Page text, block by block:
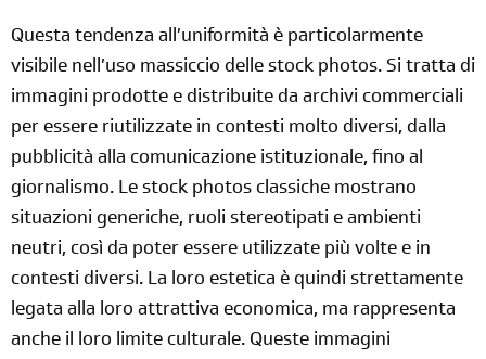
Questa tendenza all’uniformità è particolarmente
visibile nell’uso massiccio delle stock photos. Si tratta di
immagini prodotte e distribuite da archivi commerciali
per essere riutilizzate in contesti molto diversi, dalla
pubblicità alla comunicazione istituzionale, fino al
giornalismo. Le stock photos classiche mostrano
situazioni generiche, ruoli stereotipati e ambienti
neutri, così da poter essere utilizzate più volte e in
contesti diversi. La loro estetica è quindi strettamente
legata alla loro attrattiva economica, ma rappresenta
anche il loro limite culturale. Queste immagini